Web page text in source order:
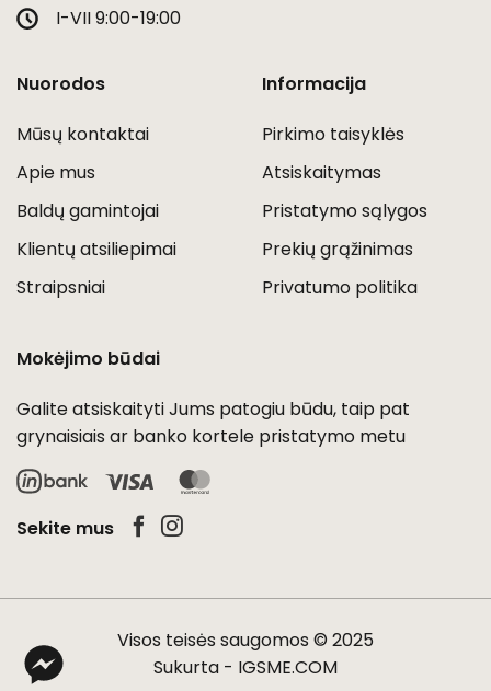
I-VII 9:00-19:00
Nuorodos
Mūsų kontaktai
Apie mus
Baldų gamintojai
Klientų atsiliepimai
Straipsniai
Informacija
Pirkimo taisyklės
Atsiskaitymas
Pristatymo sąlygos
Prekių grąžinimas
Privatumo politika
Mokėjimo būdai
Galite atsiskaityti Jums patogiu būdu, taip pat
grynaisiais ar banko kortele pristatymo metu
Visa
Sekite mus
Visos teisės saugomos © 2025
Sukurta - IGSME.COM